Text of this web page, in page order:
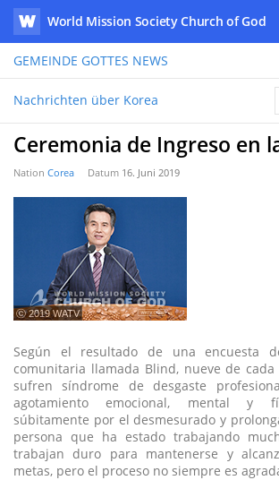
WATV
World Mission Society Church of God
GEMEINDE GOTTES NEWS
Nachrichten über Korea
Ceremonia de Ingreso en
Nation Corea Datum 16. Juni 2019
ⓒ 2019 WATV
Según el resultado de una encuesta
comunitaria llamada Blind, nueve de
sufren síndrome de desgaste
agotamiento emocional, mental y
súbitamente por el desmesurado y
persona que ha estado trabajando
trabajan duro para mantenerse y
metas, pero el proceso no siempre es